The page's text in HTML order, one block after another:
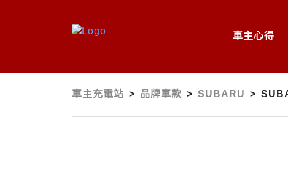
車主心得
車主充電站 > 品牌車款 > SUBARU >